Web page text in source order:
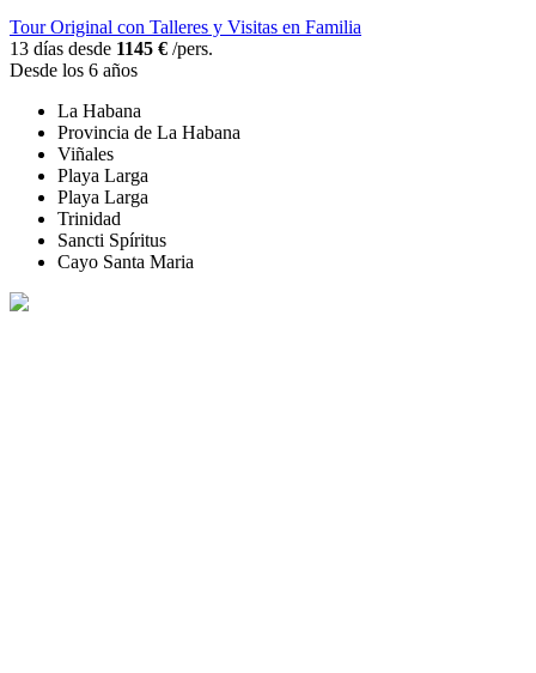
Tour Original con Talleres y Visitas en Familia
13 días desde 1145 € /pers.
Desde los 6 años
La Habana
Provincia de La Habana
Viñales
Playa Larga
Playa Larga
Trinidad
Sancti Spíritus
Cayo Santa Maria